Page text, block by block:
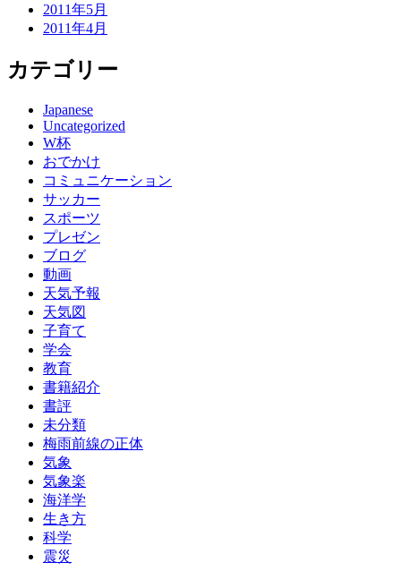
2011年5月
2011年4月
カテゴリー
Japanese
Uncategorized
W杯
おでかけ
コミュニケーション
サッカー
スポーツ
プレゼン
ブログ
動画
天気予報
天気図
子育て
学会
教育
書籍紹介
書評
未分類
梅雨前線の正体
気象
気象楽
海洋学
生き方
科学
震災